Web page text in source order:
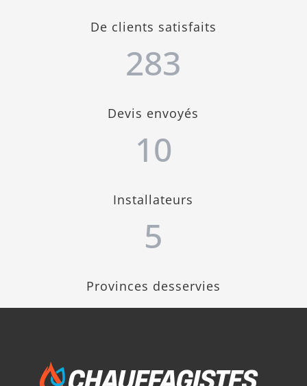
De clients satisfaits
283
Devis envoyés
10
Installateurs
5
Provinces desservies